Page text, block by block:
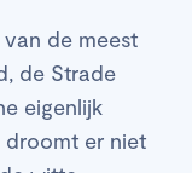
de meest
de Strade
eigenlijk
droomt er niet